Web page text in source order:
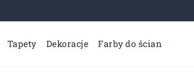
Tapety Dekoracje Farby do ścian